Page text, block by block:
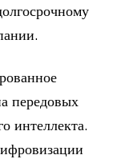
передовых
интеллекта.